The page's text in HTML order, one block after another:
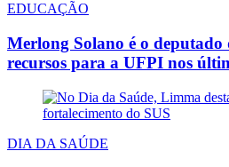
EDUCAÇÃO
Merlong Solano é o deputado
recursos para a UFPI nos
DIA DA SAÚDE